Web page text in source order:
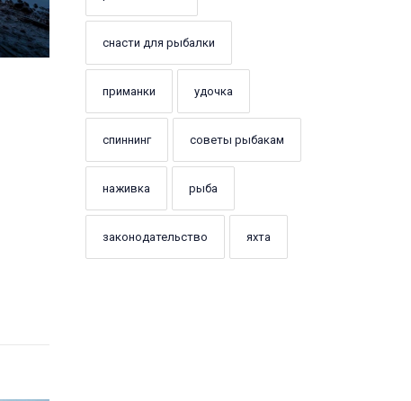
снасти для рыбалки
приманки удочка
спиннинг советы рыбакам
наживка рыба
законодательство яхта